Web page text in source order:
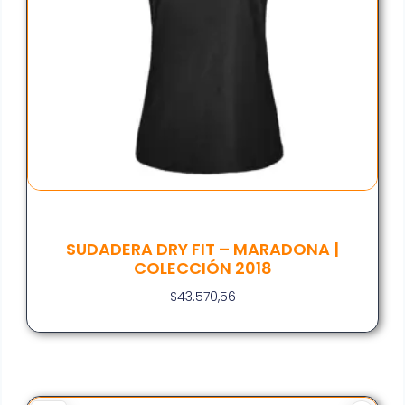
SUDADERA DRY FIT – MARADONA |
COLECCIÓN 2018
$43.570,56